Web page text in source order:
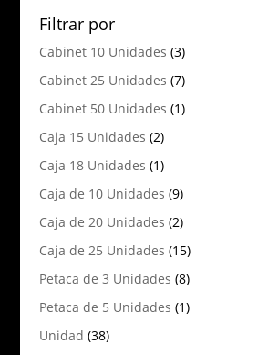
Filtrar por
Cabinet 10 Unidades (3)
Cabinet 25 Unidades (7)
Cabinet 50 Unidades (1)
Caja 15 Unidades (2)
Caja 18 Unidades (1)
Caja de 10 Unidades (9)
Caja de 20 Unidades (2)
Caja de 25 Unidades (15)
Petaca de 3 Unidades (8)
Petaca de 5 Unidades (1)
Unidad (38)